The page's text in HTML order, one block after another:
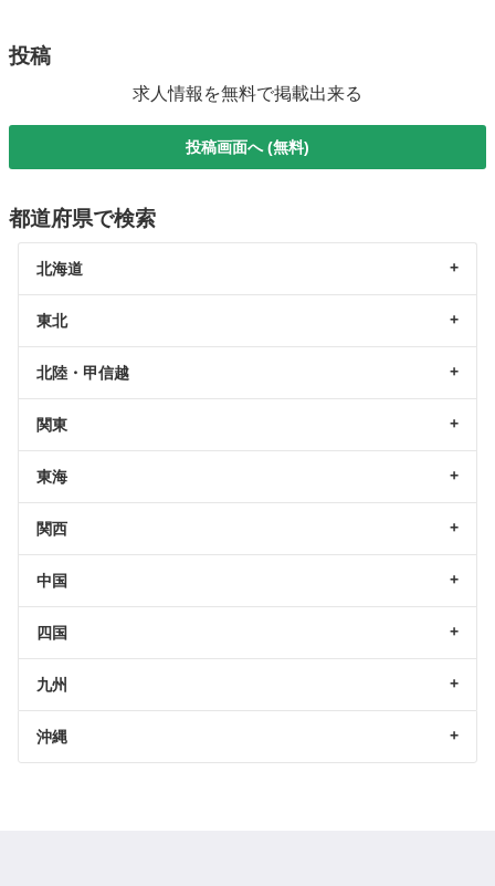
投稿
求人情報を無料で掲載出来る
投稿画面へ (無料)
都道府県で検索
北海道
東北
北陸・甲信越
関東
東海
関西
中国
四国
九州
沖縄